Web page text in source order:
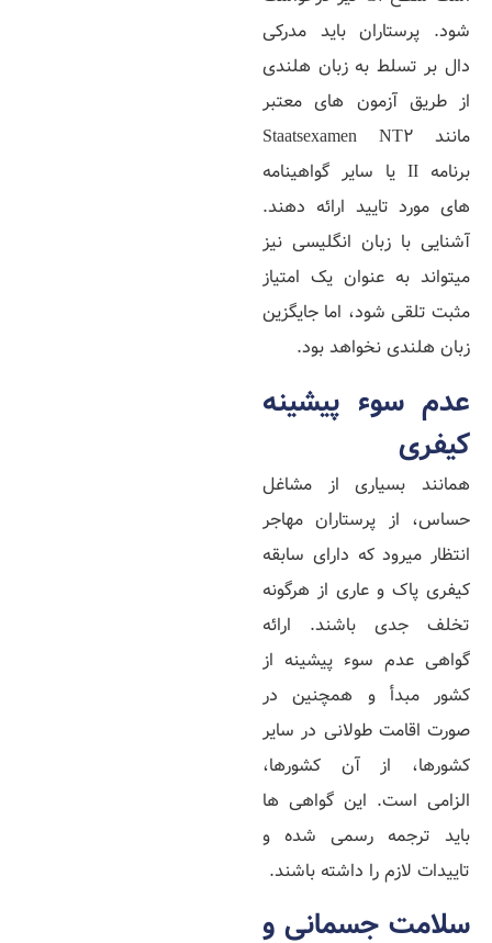
شود. پرستاران باید مدرکی
دال بر تسلط به زبان هلندی
از طریق آزمون‌ های معتبر
مانند Staatsexamen NT2
برنامه II یا سایر گواهینامه‌
های مورد تایید ارائه دهند.
آشنایی با زبان انگلیسی نیز
میتواند به عنوان یک امتیاز
مثبت تلقی شود، اما جایگزین
زبان هلندی نخواهد بود.
عدم سوء پیشینه
کیفری
همانند بسیاری از مشاغل
حساس، از پرستاران مهاجر
انتظار میرود که دارای سابقه
کیفری پاک و عاری از هرگونه
تخلف جدی باشند. ارائه
گواهی عدم سوء پیشینه از
کشور مبدأ و همچنین در
صورت اقامت طولانی در سایر
کشورها، از آن کشورها،
الزامی است. این گواهی‌ ها
باید ترجمه رسمی شده و
تاییدات لازم را داشته باشند.
سلامت جسمانی و